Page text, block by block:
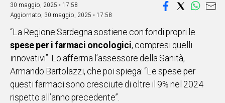
CAMPIDANO
ALTRE
NOTIZIE
POLITICA
IN
ITALIA
NEL
30 maggio, 2025 • 17:58
Aggiornato, 30 maggio, 2025 • 17:58
“La Regione Sardegna sostiene con fondi propri le
spese per i farmaci oncologici, compresi quelli
innovativi”. Lo afferma l’assessore della Sanità,
Armando Bartolazzi, che poi spiega: “Le spese per
questi farmaci sono cresciute di oltre il 9% nel 2024
rispetto all’anno precedente”.